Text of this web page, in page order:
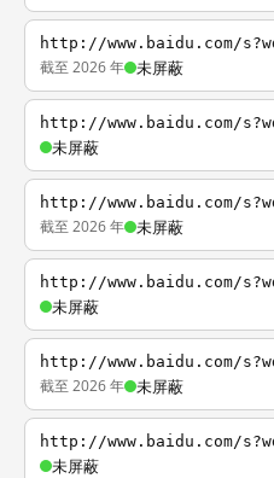
http://www.baidu.com/
截至 2026 年 未屏蔽
http://www.baidu.com/
未屏蔽
http://www.baidu.com/
截至 2026 年 未屏蔽
http://www.baidu.com/
未屏蔽
http://www.baidu.com/
截至 2026 年 未屏蔽
http://www.baidu.com/
未屏蔽